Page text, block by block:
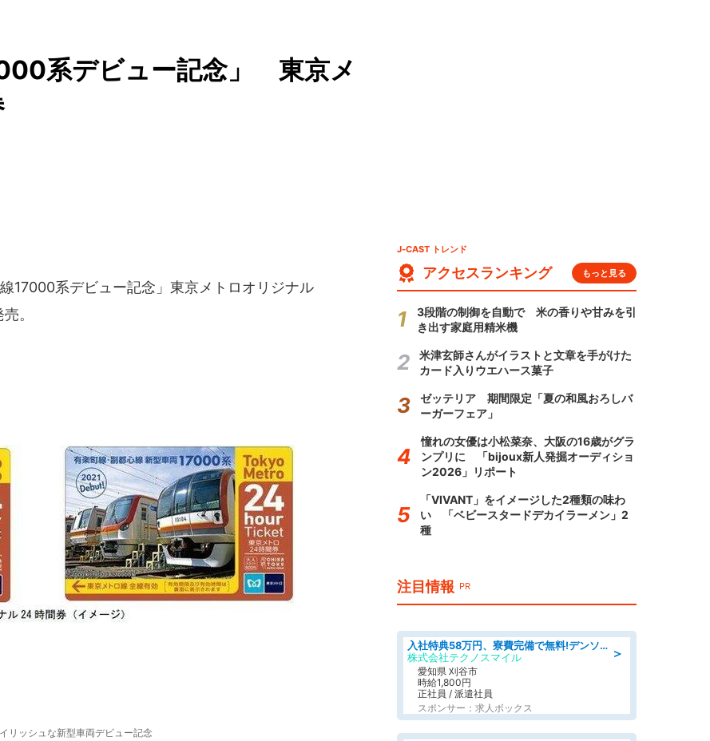
系デビュー記念」 東京メ
17000系デビュー記念」東京メトロオリジナル
。
リッシュな新型車両デビュー記念
J-CAST トレンド
アクセスランキング もっと見る
3段階の制御を自動で 米の香りや甘みを引
き出す家庭用精米機
米津玄師さんがイラストと文章を手がけた
カード入りウエハース菓子
ゼッテリア 期間限定「夏の和風おろしバ
ーガーフェア」
憧れの女優は小松菜奈、大阪の16歳がグラ
ンプリに 「bijoux新人発掘オーディショ
ン2026」リポート
「VIVANT」をイメージした2種類の味わ
い 「ベビースタードデカイラーメン」2
種
注目情報 PR
＞
入社特典58万円、寮費完備で無料!デンソーで働こう!自動車工場で小型部品の検査業務 denso aichi
株式会社テクノスマイル
愛知県 刈谷市
時給1,800円
正社員 / 派遣社員
スポンサー：求人ボックス